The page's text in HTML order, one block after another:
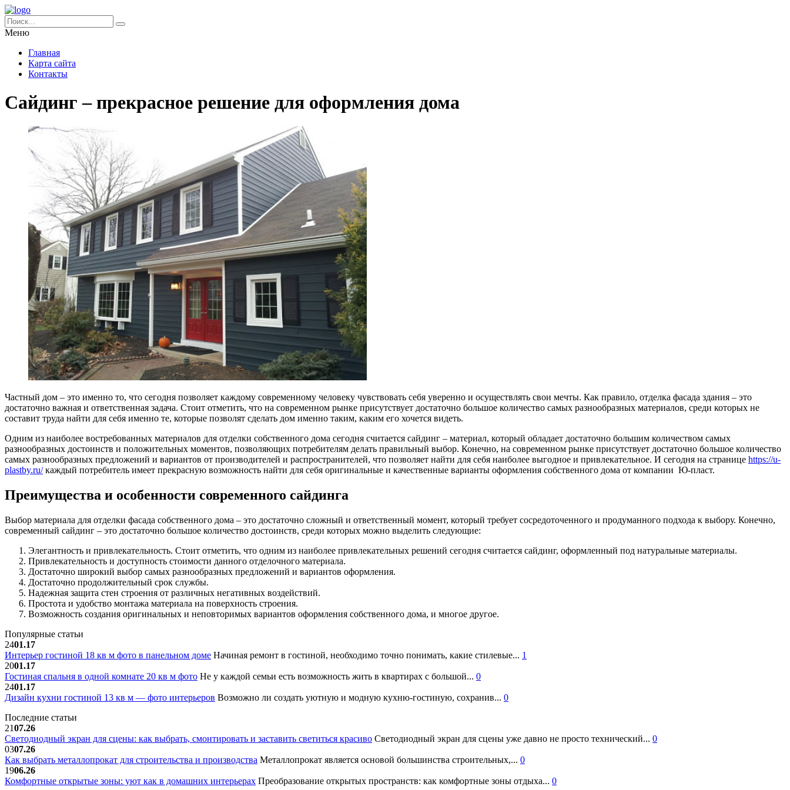
Меню
Главная
Карта сайта
Контакты
Сайдинг – прекрасное решение для оформления дома
Частный дом – это именно то, что сегодня позволяет каждому современному человеку чувствовать себя уверенно и осуществлять свои мечты. Как правило, отделка фасада здания – это
достаточно важная и ответственная задача. Стоит отметить, что на современном рынке присутствует достаточно большое количество самых разнообразных материалов, среди которых не
составит труда найти для себя именно те, которые позволят сделать дом именно таким, каким его хочется видеть.
Одним из наиболее востребованных материалов для отделки собственного дома сегодня считается сайдинг – материал, который обладает достаточно большим количеством самых
разнообразных достоинств и положительных моментов, позволяющих потребителям делать правильный выбор. Конечно, на современном рынке присутствует достаточно большое количество
самых разнообразных предложений и вариантов от производителей и распространителей, что позволяет найти для себя наиболее выгодное и привлекательное. И сегодня на странице https://u-
plastby.ru/каждый потребитель имеет прекрасную возможность найти для себя оригинальные и качественные варианты оформления собственного дома от компании Ю-пласт.
Преимущества и особенности современного сайдинга
Выбор материала для отделки фасада собственного дома – это достаточно сложный и ответственный момент, который требует сосредоточенного и продуманного подхода к выбору. Конечно,
современный сайдинг – это достаточно большое количество достоинств, среди которых можно выделить следующие:
Элегантность и привлекательность. Стоит отметить, что одним из наиболее привлекательных решений сегодня считается сайдинг, оформленный под натуральные материалы.
Привлекательность и доступность стоимости данного отделочного материала.
Достаточно широкий выбор самых разнообразных предложений и вариантов оформления.
Достаточно продолжительный срок службы.
Надежная защита стен строения от различных негативных воздействий.
Простота и удобство монтажа материала на поверхность строения.
Возможность создания оригинальных и неповторимых вариантов оформления собственного дома, и многое другое.
Популярные статьи
2401.17
Интерьер гостиной 18 кв м фото в панельном доме Начиная ремонт в гостиной, необходимо точно понимать, какие стилевые... 1
2001.17
Гостиная спальня в одной комнате 20 кв м фото Не у каждой семьи есть возможность жить в квартирах с большой... 0
2401.17
Дизайн кухни гостиной 13 кв м — фото интерьеров Возможно ли создать уютную и модную кухню-гостиную, сохранив... 0
Последние статьи
2107.26
Светодиодный экран для сцены: как выбрать, смонтировать и заставить светиться красиво Светодиодный экран для сцены уже давно не просто технический... 0
0307.26
Как выбрать металлопрокат для строительства и производства Металлопрокат является основой большинства строительных,... 0
1906.26
Комфортные открытые зоны: уют как в домашних интерьерах Преобразование открытых пространств: как комфортные зоны отдыха... 0